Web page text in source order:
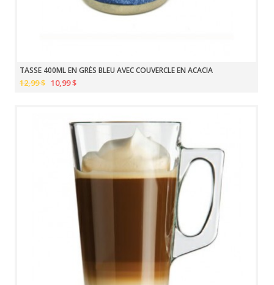
TASSE 400ML EN GRÈS BLEU AVEC COUVERCLE EN ACACIA
12,99 $ 10,99 $